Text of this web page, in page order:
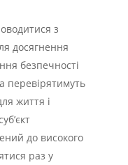
з
досягнення
безпечності
перевірятимуть
життя і
до високого
раз у